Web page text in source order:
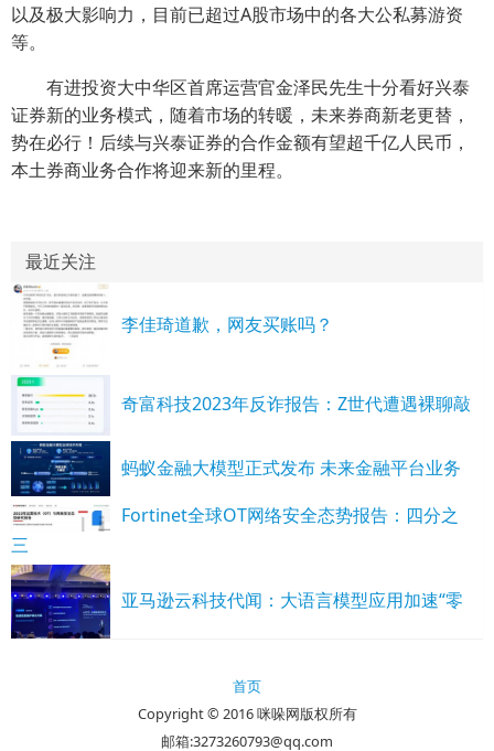
以及极大影响力，目前已超过A股市场中的各大公私募游资
等。
有进投资大中华区首席运营官金泽民先生十分看好兴泰
证券新的业务模式，随着市场的转暖，未来券商新老更替，
势在必行！后续与兴泰证券的合作金额有望超千亿人民币，
本土券商业务合作将迎来新的里程。
最近关注
李佳琦道歉，网友买账吗？
奇富科技2023年反诈报告：Z世代遭遇裸聊敲
蚂蚁金融大模型正式发布 未来金融平台业务
Fortinet全球OT网络安全态势报告：四分之
三
亚马逊云科技代闻：大语言模型应用加速“零
首页
Copyright © 2016 咪哚网版权所有
邮箱:3273260793@qq.com